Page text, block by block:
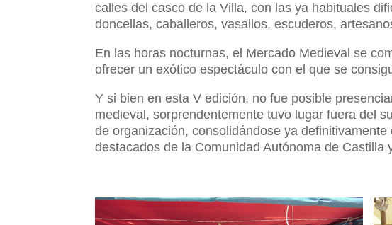
calles del casco de la Villa, con las ya habituales
doncellas, caballeros, vasallos, escuderos,
En las horas nocturnas, el Mercado Medieval se
ofrecer un exótico espectáculo con el que se
Y si bien en esta V edición, no fue posible
medieval, sorprendentemente tuvo lugar fuera del
de organización, consolidándose ya
destacados de la Comunidad Autónoma de Castilla